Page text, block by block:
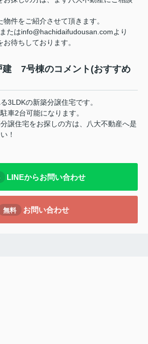
物件をご紹介させて頂きます。
たはinfo@hachidaifudousan.comより
待ちしております。
建 7号棟のコメント(おすすめ
3LDKの新築分譲住宅です。
車2台可能になります。
譲住宅をお探しの方は、八大不動産へ是
！
LINEからお問い合わせ
無料 お問い合わせ